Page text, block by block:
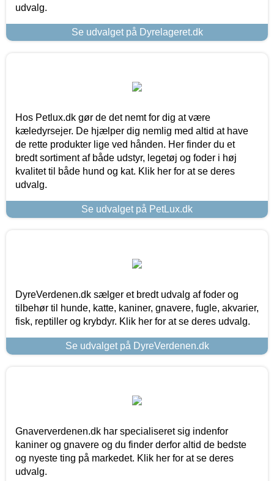
udvalg.
Se udvalget på Dyrelageret.dk
Hos Petlux.dk gør de det nemt for dig at være
kæledyrsejer. De hjælper dig nemlig med altid at have
de rette produkter lige ved hånden. Her finder du et
bredt sortiment af både udstyr, legetøj og foder i høj
kvalitet til både hund og kat. Klik her for at se deres
udvalg.
Se udvalget på PetLux.dk
DyreVerdenen.dk sælger et bredt udvalg af foder og
tilbehør til hunde, katte, kaniner, gnavere, fugle, akvarier,
fisk, reptiller og krybdyr. Klik her for at se deres udvalg.
Se udvalget på DyreVerdenen.dk
Gnaververdenen.dk har specialiseret sig indenfor
kaniner og gnavere og du finder derfor altid de bedste
og nyeste ting på markedet. Klik her for at se deres
udvalg.